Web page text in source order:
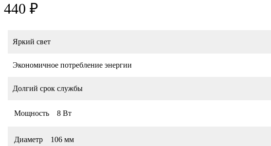
440 ₽
Яркий свет
Экономичное потребление энергии
Долгий срок службы
Мощность 8 Вт
Диаметр 106 мм